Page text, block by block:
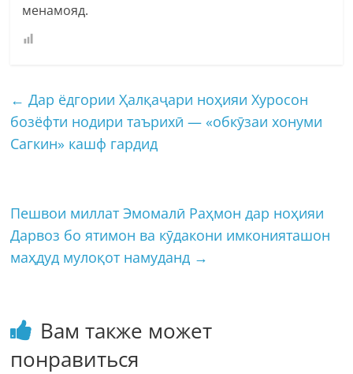
менамояд.
← Дар ёдгории Ҳалқаҷари ноҳияи Хуросон
бозёфти нодири таърихӣ — «обкӯзаи хонуми
Сагкин» кашф гардид
Пешвои миллат Эмомалӣ Раҳмон дар ноҳияи
Дарвоз бо ятимон ва кӯдакони имконияташон
маҳдуд мулоқот намуданд →
Вам также может
понравиться